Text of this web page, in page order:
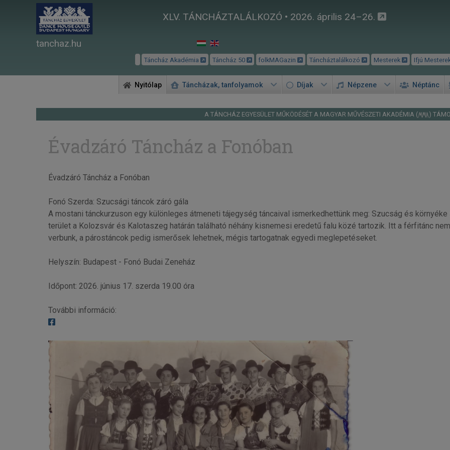
XLV. TÁNCHÁZTALÁLKOZÓ • 2026. április 24–26.
tanchaz.hu
Táncház Akadémia Táncház 50 folkMAGazin Táncháztalálkozó Mesterek Ifjú
Nyitólap Táncházak, tanfolyamok Díjak Népzene Néptánc
A TÁNCHÁZ EGYESÜLET MŰKÖDÉSÉT A MAGYAR MŰVÉSZETI AKADÉMIA ( )
Évadzáró Táncház a Fonóban
Évadzáró Táncház a Fonóban
Fonó Szerda: Szucsági táncok záró gála
A mostani tánckurzuson egy különleges átmeneti tájegység táncaival ismerkedhettünk meg: Szucság és
terület a Kolozsvár és Kalotaszeg határán található néhány kisnemesi eredetű falu közé tartozik. Itt a férfitánc
verbunk, a párostáncok pedig ismerősek lehetnek, mégis tartogatnak egyedi meglepetéseket.
Helyszín: Budapest - Fonó Budai Zeneház
Időpont: 2026. június 17. szerda 19.00 óra
További információ: